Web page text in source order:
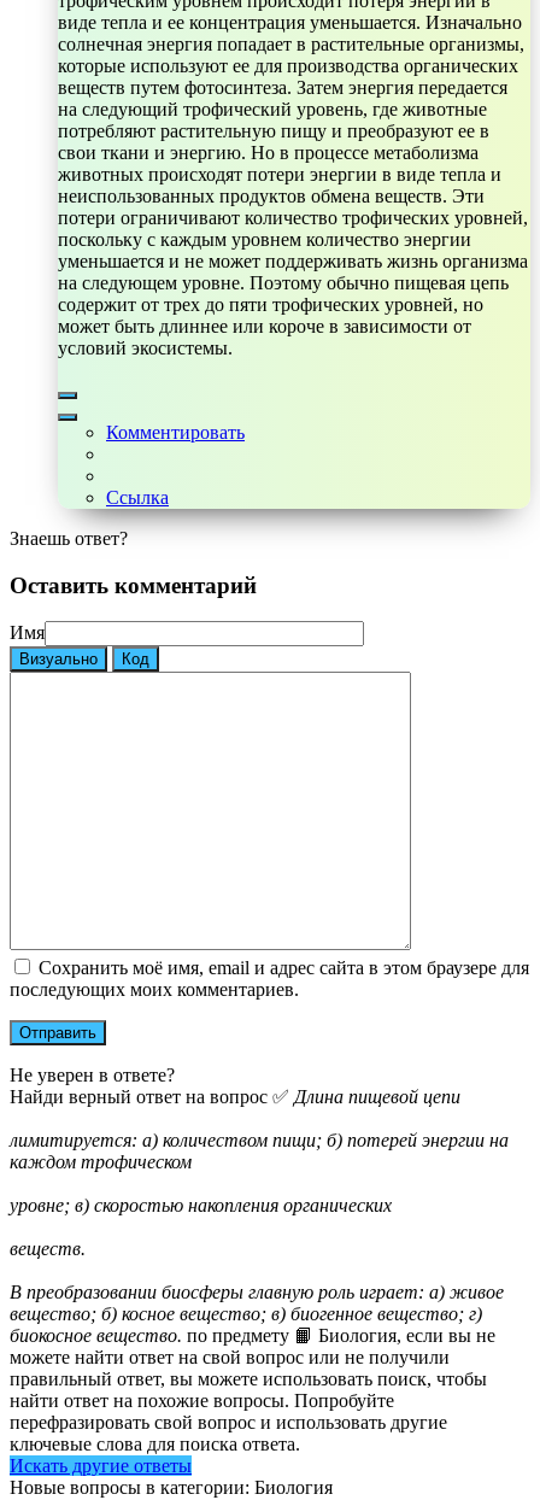
виде тепла и ее концентрация уменьшается. Изначально
солнечная энергия попадает в растительные организмы,
которые используют ее для производства органических
веществ путем фотосинтеза. Затем энергия передается
на следующий трофический уровень, где животные
потребляют растительную пищу и преобразуют ее в
свои ткани и энергию. Но в процессе метаболизма
животных происходят потери энергии в виде тепла и
неиспользованных продуктов обмена веществ. Эти
потери ограничивают количество трофических уровней,
поскольку с каждым уровнем количество энергии
уменьшается и не может поддерживать жизнь организма
на следующем уровне. Поэтому обычно пищевая цепь
содержит от трех до пяти трофических уровней, но
может быть длиннее или короче в зависимости от
условий экосистемы.
Комментировать
Ссылка
Знаешь ответ?
Оставить комментарий
Имя
Визуально Код
Сохранить моё имя, email и адрес сайта в этом браузере для
последующих моих комментариев.
Не уверен в ответе?
Найди верный ответ на вопрос ✅ Длина пищевой цепи
лимитируется: а) количеством пищи; б) потерей энергии на
каждом трофическом
уровне; в) скоростью накопления органических
веществ.
В преобразовании биосферы главную роль играет: а) живое
вещество; б) косное вещество; в) биогенное вещество; г)
биокосное вещество. по предмету 📙 Биология, если вы не
можете найти ответ на свой вопрос или не получили
правильный ответ, вы можете использовать поиск, чтобы
найти ответ на похожие вопросы. Попробуйте
перефразировать свой вопрос и использовать другие
ключевые слова для поиска ответа.
Искать другие ответы
Новые вопросы в категории: Биология